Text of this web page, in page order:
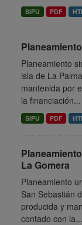
SIPU PDF
Planeamiento
isla de La
mantenida por
la financiación...
SIPU PDF
La Gomera
Planeamiento
San Sebastián
producida y
contado con la...